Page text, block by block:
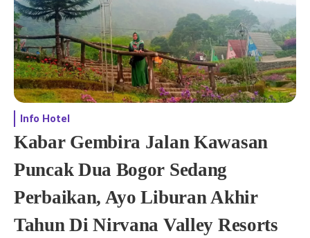
Info Hotel
Kabar Gembira Jalan Kawasan
Puncak Dua Bogor Sedang
Perbaikan, Ayo Liburan Akhir
Tahun Di Nirvana Valley Resorts